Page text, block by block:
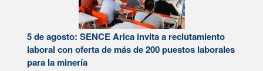
5 de agosto: SENCE Arica invita a reclutamiento
laboral con oferta de más de 200 puestos laborales
para la minería